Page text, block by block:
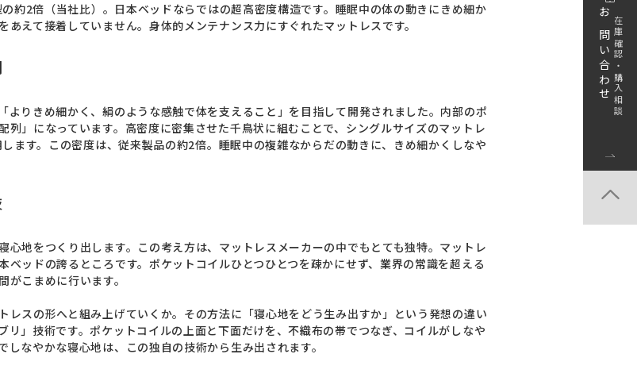
約2倍（当社比）。日本ベッドならではの超高密度構造です。睡眠中の体の動きにきめ細か
えて接着していません。身体的メンテナンス力にすぐれたマットレスです。
よりきめ細かく、絹のような感触で体を支えること」を目指して開発されました。内部のポ
」になっています。高密度に密集させた千鳥状に組むことで、シングルサイズのマットレ
ます。この密度は、従来製品の約2倍。睡眠中の複雑なからだの動きに、きめ細かくしなや
心地をつくり出します。この考え方は、マットレスメーカーの中でもとても独特。マットレ
ッドの誇るところです。ポケットコイルひとつひとつを疎かにせず、業界の常識を超える
こまめに行います。
スの形へと組み上げていくか。その方法に「寝心地をどう生み出すか」という発想の違い
」技術です。ポケットコイルの上面と下面だけを、不織布の帯でつなぎ、コイルがしなや
なやかな寝心地は、この独自の技術から生み出されます。
お問い合わせ在庫確認・購入相談